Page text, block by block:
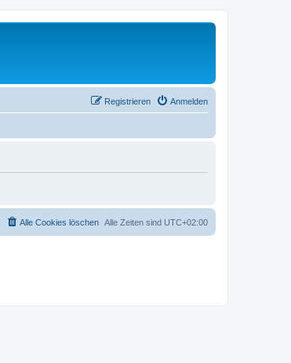
Anmelden
Registrieren
Alle Zeiten sind UTC+02:00
Alle Cookies löschen